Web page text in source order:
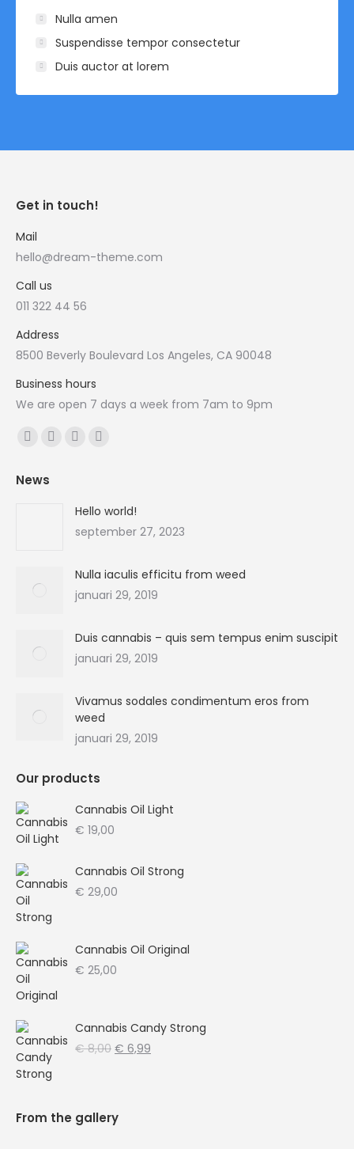
Nulla amen
Suspendisse tempor consectetur
Duis auctor at lorem
Get in touch!
Mail
hello@dream-theme.com
Call us
011 322 44 56
Address
8500 Beverly Boulevard Los Angeles, CA 90048
Business hours
We are open 7 days a week from 7am to 9pm
Vind ons op:
Facebook
opens
X
YouTube
in
new
Instagram
in
new
News
Hello world!
september 27, 2023
Nulla iaculis efficitu from weed
januari 29, 2019
Duis cannabis – quis sem tempus enim suscipit
januari 29, 2019
Vivamus sodales condimentum eros from
weed
januari 29, 2019
Our products
Cannabis Oil Light
€ 19,00
Cannabis Oil Strong
€ 29,00
Cannabis Oil Original
€ 25,00
Cannabis Candy Strong
€8,00 Oorspronkelijke
€ 6,99
From the gallery